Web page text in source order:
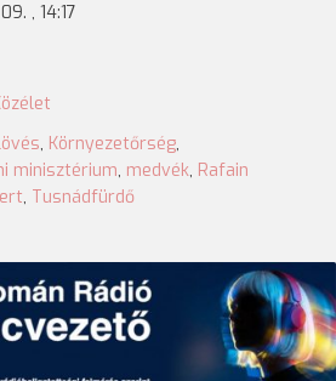
, 14:17
, Környezetőrség,
minisztérium, medvék, Rafain
, Tusnádfürdő